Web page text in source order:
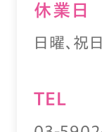
休業⽇
日曜、祝日
TEL